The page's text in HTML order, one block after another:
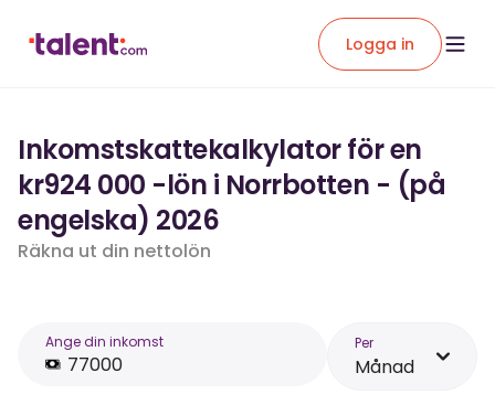
Logga in
Inkomstskattekalkylator för en
kr924 000 -lön i Norrbotten - (på
engelska) 2026
Räkna ut din nettolön
Ange din inkomst Per
Månad